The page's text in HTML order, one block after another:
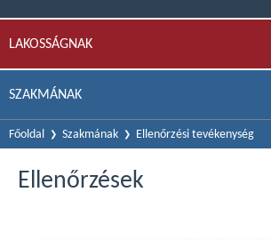
LAKOSSÁGNAK
SZAKMÁNAK
Főoldal Szakmának Ellenőrzési tevékenység
Ellenőrzések